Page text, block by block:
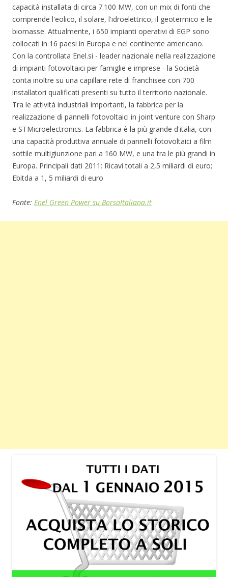
capacità installata di circa 7.100 MW, con un mix di fonti che
comprende l'eolico, il solare, l'idroelettrico, il geotermico e le
biomasse. Attualmente, i 650 impianti operativi di EGP sono
collocati in 16 paesi in Europa e nel continente americano.
Con la controllata Enel.si - leader nazionale nella realizzazione
di impianti fotovoltaici per famiglie e imprese - la Società
conta inoltre su una capillare rete di franchisee con 700
installatori qualificati presenti su tutto il territorio nazionale.
Tra le attività industriali importanti, la fabbrica per la
realizzazione di pannelli fotovoltaici in joint venture con Sharp
e STMicroelectronics. La fabbrica è la più grande d'italia, con
una capacità produttiva annuale di pannelli fotovoltaici a film
sottile multigiunzione pari a 160 MW, e una tra le più grandi in
Europa. Principali dati 2011: Ricavi totali a 2,5 miliardi di euro;
Ebitda a 1, 5 miliardi di euro
Fonte: Enel Green Power su BorsaItaliana.it